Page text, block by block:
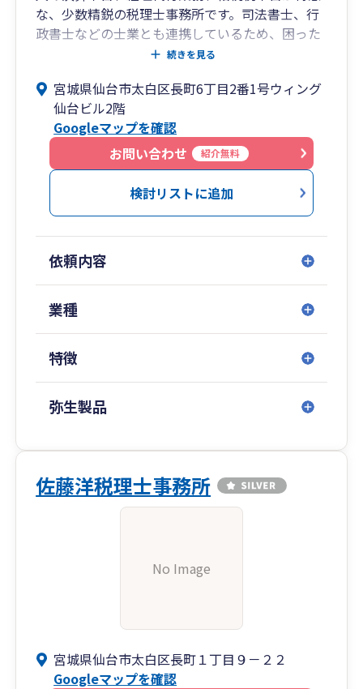
な、少数精鋭の税理士事務所です。司法書士、行
政書士などの士業とも連携しているため、困った
ときの相談窓口としてご活用ください。
代表税理士 髙橋賢治
東北税理士会仙台南支部(登録番号126538)
続きを見る
宮城県仙台市太白区長町6丁目2番1号ウィング
仙台ビル2階
Googleマップを確認
お問い合わせ
紹介無料
検討リストに追加
依頼内容
業種
特徴
弥生製品
佐藤洋税理士事務所
No Image
宮城県仙台市太白区長町１丁目９－２２
Googleマップを確認